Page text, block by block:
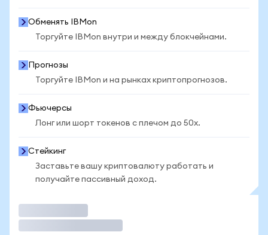
Обменять IBMon
Торгуйте IBMon внутри и между блокчейнами.
Прогнозы
Торгуйте IBMon и на рынках криптопрогнозов.
Фьючерсы
Лонг или шорт токенов с плечом до 50x.
Стейкинг
Заставьте вашу криптовалюту работать и
получайте пассивный доход.